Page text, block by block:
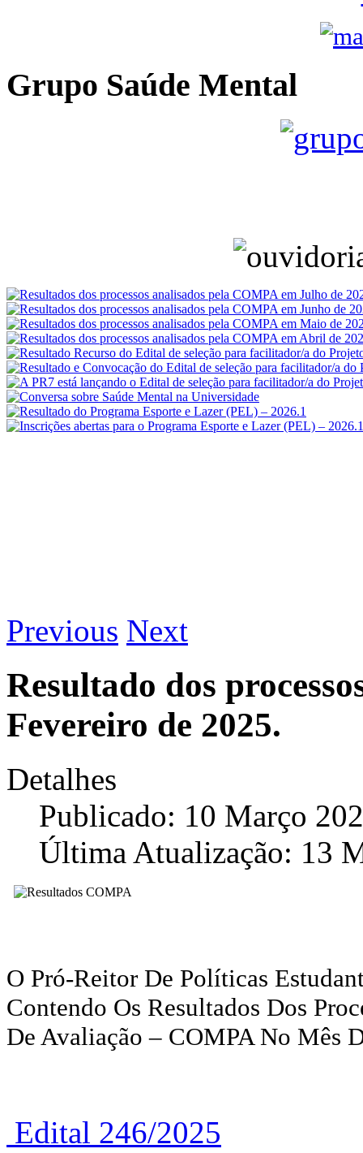
Grupo Saúde Mental
Previous Next
Resultado dos
Fevereiro de 2025.
Detalhes
Publicado: 10 Março
Última Atualização: 13
O Pró-Reitor De Políticas
Contendo Os Resultados Dos
De Avaliação – COMPA No Mês
Edital 246/2025